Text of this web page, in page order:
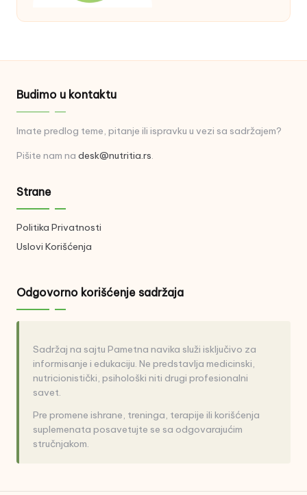
Budimo u kontaktu
Imate predlog teme, pitanje ili ispravku u vezi sa sadržajem?
Pišite nam na desk@nutritia.rs.
Strane
Politika Privatnosti
Uslovi Korišćenja
Odgovorno korišćenje sadržaja
Sadržaj na sajtu Pametna navika služi isključivo za
informisanje i edukaciju. Ne predstavlja medicinski,
nutricionistički, psihološki niti drugi profesionalni
savet.
Pre promene ishrane, treninga, terapije ili korišćenja
suplemenata posavetujte se sa odgovarajućim
stručnjakom.